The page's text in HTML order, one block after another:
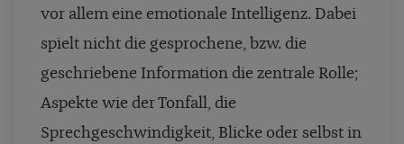
vor allem eine emotionale Intelligenz. Dabei
spielt nicht die gesprochene, bzw. die
geschriebene Information die zentrale Rolle;
Aspekte wie der Tonfall, die
Sprechgeschwindigkeit, Blicke oder selbst in